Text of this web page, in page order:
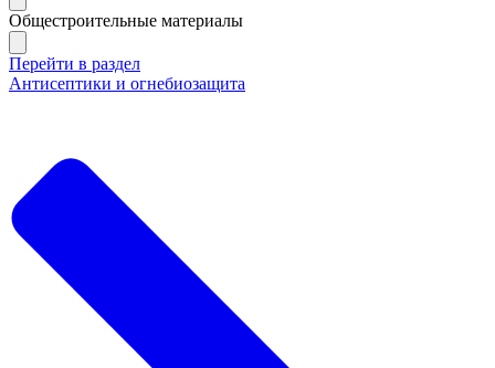
Общестроительные материалы
Перейти в раздел
Антисептики и огнебиозащита